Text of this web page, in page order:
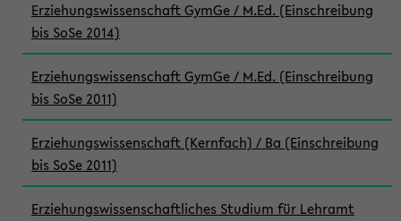
Erziehungswissenschaft GymGe / M.Ed. (Einschreibung
bis SoSe 2014)
Erziehungswissenschaft GymGe / M.Ed. (Einschreibung
bis SoSe 2011)
Erziehungswissenschaft (Kernfach) / Ba (Einschreibung
bis SoSe 2011)
Erziehungswissenschaftliches Studium für Lehramt